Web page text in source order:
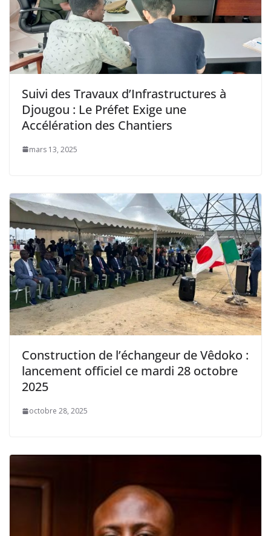
Suivi des Travaux d’Infrastructures à
Djougou : Le Préfet Exige une
Accélération des Chantiers
mars 13, 2025
Construction de l’échangeur de Vêdoko :
lancement officiel ce mardi 28 octobre
2025
octobre 28, 2025